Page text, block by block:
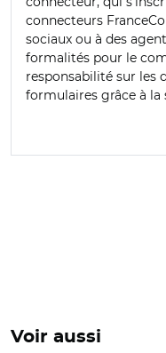
connecteurs
sociaux ou à des
formalités pour le
responsabilité sur les
formulaires grâce à
Voir aussi